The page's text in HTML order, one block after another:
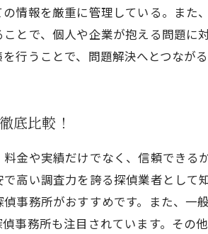
情報を厳重に管理している。ま
とで、個人や企業が抱える問題
行うことで、問題解決へとつながる
底比較！
金や実績だけでなく、信頼できる
高い調査力を誇る探偵業者とし
事務所がおすすめです。また、
事務所も注目されています。そ